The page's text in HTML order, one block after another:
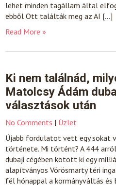
lehet minden tagállam által
ebből Ott találták meg az AI […]
Read More »
Ki nem találnád,
Matolcsy Ádám
választások után
No Comments | Üzlet
Újabb fordulatot vett egy sokat
története. Mi történt? A 444
dubaji cégében kötött ki egy
alapítványos Vörösmarty téri
fél hónappal a kormányváltás és